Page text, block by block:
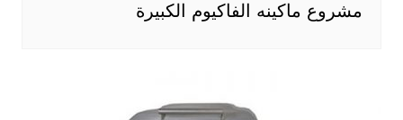
مشروع ماكينه الفاكيوم الكبيرة